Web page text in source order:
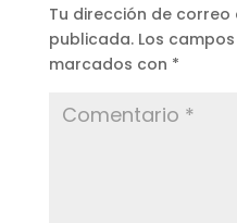
Tu dirección de
publicada. Los
marcados con *